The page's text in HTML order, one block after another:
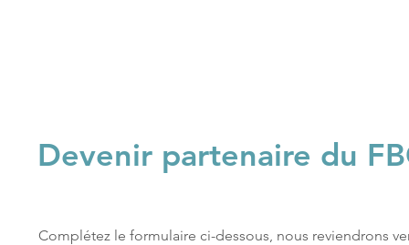
Devenir partenaire du
Complétez le formulaire ci-dessous, nous reviendrons